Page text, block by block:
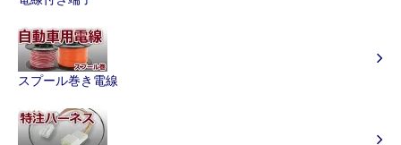
スプール巻き電線